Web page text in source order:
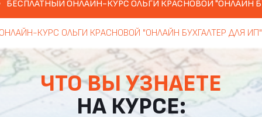
ОНЛАЙН-КУРС ОЛЬГИ КРАСНОВОЙ "ОНЛАЙН
ОНЛАЙН-КУРС ОЛЬГИ КРАСНОВОЙ "ОНЛАЙН БУХГАЛТЕР
Безопасность бухгалтера в 2026 году:
юридическая и операционная
Какие услуги будут в
спросе первыми